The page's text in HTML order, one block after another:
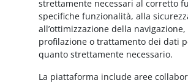
strettamente necessari al corretto
specifiche funzionalità, alla
all’ottimizzazione della
profilazione o trattamento dei dati
quanto strettamente necessario.
La piattaforma include aree